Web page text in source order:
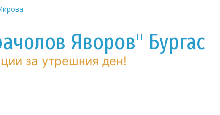
по
Яворов" Бургас
за утрешния ден!